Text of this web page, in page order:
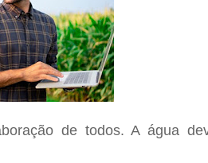
de todos. A água